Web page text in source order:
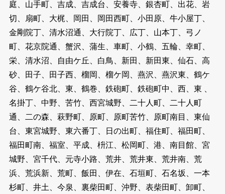
庭、山手町、吉成、吉成台、安養寺、銀杏町、出花、岩
切、扇町、大梶、岡田、岡田西町、小田原、牛小屋丁、
金剛院丁、清水沼通、大行院丁、広丁、山本丁、弓ノ
町、花京院通、蟹沢、蒲生、車町、小鶴、五輪、幸町、
栄、清水沼、自由ケ丘、白鳥、新田、新田東、仙石、高
砂、田子、田子西、榴岡、榴ケ岡、燕沢、燕沢東、鶴ケ
谷、鶴ケ谷北、東、鶴巻、鉄砲町、鉄砲町中、西、東 、
名掛丁、中野、苦竹、西宮城野、二十人町、二十人町
通、二の森、萩野町、原町、原町苦竹、原町南目、東仙
台、東宮城野、東六番丁、日の出町、福住町、福田町、
福田町南、福室、平成、枡江、松岡町、港、南目館、宮
城野、宮千代、元寺小路、荒井、荒井東、荒井南、荒
浜、荒浜新、荒町、飯田、伊在、石垣町、石名坂、一本
杉町、井土、今泉、裏柴田町、沖野、表柴田町、卸町、